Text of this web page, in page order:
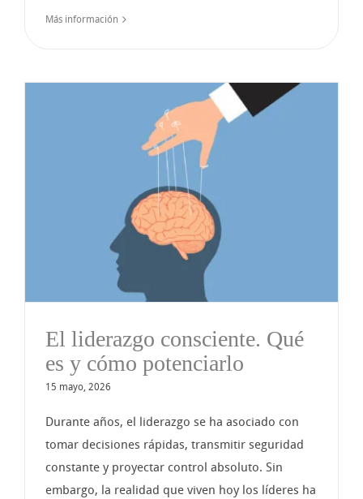
Más información
El liderazgo consciente. Qué
es y cómo potenciarlo
15 mayo, 2026
Durante años, el liderazgo se ha asociado con
tomar decisiones rápidas, transmitir seguridad
constante y proyectar control absoluto. Sin
embargo, la realidad que viven hoy los líderes ha